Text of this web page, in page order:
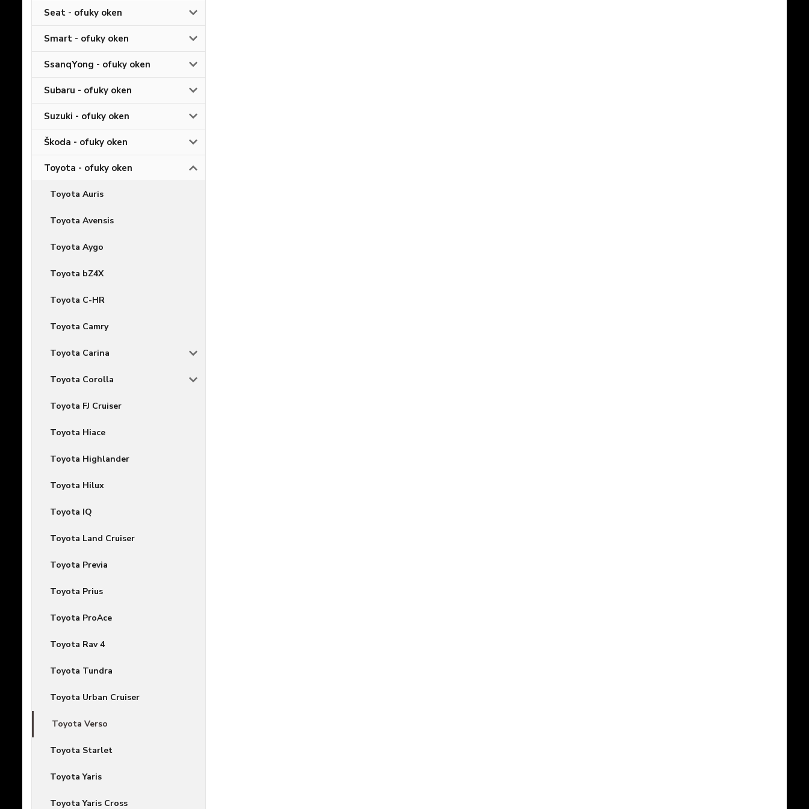
Seat - ofuky oken
Smart - ofuky oken
SsanqYong - ofuky oken
Subaru - ofuky oken
Suzuki - ofuky oken
Škoda - ofuky oken
Toyota - ofuky oken
Toyota Auris
Toyota Avensis
Toyota Aygo
Toyota bZ4X
Toyota C-HR
Toyota Camry
Toyota Carina
Toyota Corolla
Toyota FJ Cruiser
Toyota Hiace
Toyota Highlander
Toyota Hilux
Toyota IQ
Toyota Land Cruiser
Toyota Previa
Toyota Prius
Toyota ProAce
Toyota Rav 4
Toyota Tundra
Toyota Urban Cruiser
Toyota Verso
Toyota Starlet
Toyota Yaris
Toyota Yaris Cross